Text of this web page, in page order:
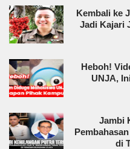
Kembali ke
Jadi Kajari
Heboh!
UNJA,
Jambi
di